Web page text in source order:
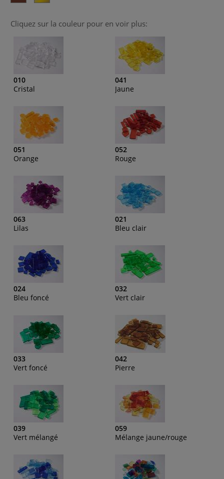
Cliquez sur la couleur pour en voir plus:
010
Cristal
041
Jaune
051
Orange
052
Rouge
063
Lilas
021
Bleu clair
024
Bleu foncé
032
Vert clair
033
Vert foncé
042
Pierre
039
Vert mélangé
059
Mélange jaune/rouge